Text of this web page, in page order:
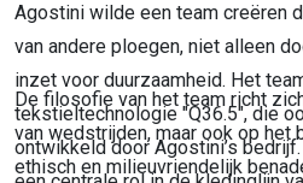
Agostini wilde een team creëren
van andere ploegen, niet alleen
inzet voor duurzaamheid. Het
tekstieltechnologie "Q36.5", die
ontwikkeld door Agostini’s
De filosofie van het team richt
van wedstrijden, maar ook op het
ethisch en milieuvriendelijk